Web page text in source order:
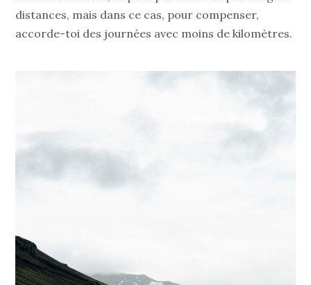
distances, mais dans ce cas, pour compenser,
accorde-toi des journées avec moins de kilomètres.